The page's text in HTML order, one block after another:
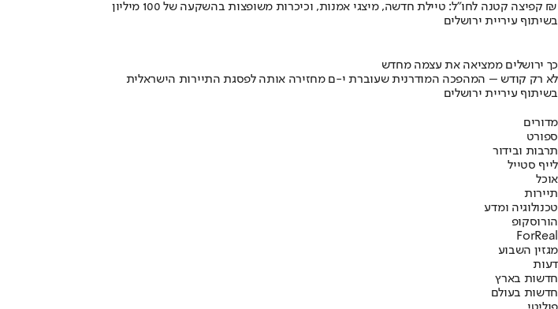
קפיצה קטנה לחו"ל: טיילת חדשה, מיצגי אמנות, וכיכרות משופצות בהשקעה של 100 מיליון ₪
בשיתוף עיריית ירושלים
כך ירושלים ממציאה את עצמה מחדש
לא רק קודש – המהפכה המודרנית שעוברת י-ם מחזירה אותה לפסגת התיירות הישראלית
בשיתוף עיריית ירושלים
מדורים
ספורט
תרבות ובידור
לייף סטייל
אוכל
תיירות
טכנולוגיה ומדע
הורוסקופ
ForReal
מגזין השבוע
דעות
חדשות בארץ
חדשות בעולם